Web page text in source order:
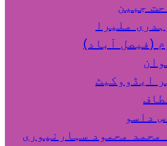
جبین
ملیرا
(فیصل آباد)
ایڈووکیٹ
داسو
محمد محمود سہارنپوری